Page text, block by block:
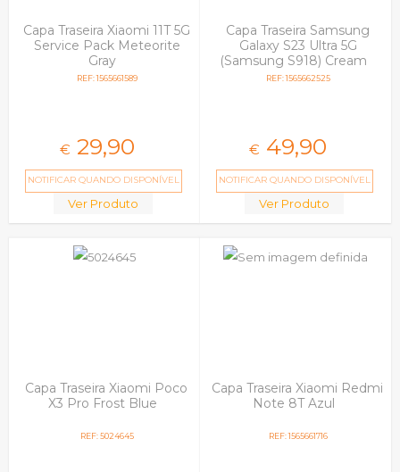
Capa Traseira Xiaomi 11T 5G
Service Pack Meteorite
Gray
REF: 1565661589
€ 29,90
NOTIFICAR QUANDO DISPONÍVEL
Ver Produto
Capa Traseira Samsung
Galaxy S23 Ultra 5G
(Samsung S918) Cream
REF: 1565662525
€ 49,90
NOTIFICAR QUANDO DISPONÍVEL
Ver Produto
Capa Traseira Xiaomi Poco
X3 Pro Frost Blue
REF: 5024645
Capa Traseira Xiaomi Redmi
Note 8T Azul
REF: 1565661716